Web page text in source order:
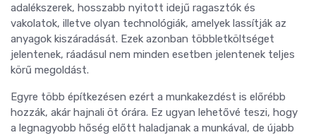
adalékszerek, hosszabb nyitott idejű ragasztók és
vakolatok, illetve olyan technológiák, amelyek lassítják az
anyagok kiszáradását. Ezek azonban többletköltséget
jelentenek, ráadásul nem minden esetben jelentenek teljes
körű megoldást.
Egyre több építkezésen ezért a munkakezdést is előrébb
hozzák, akár hajnali öt órára. Ez ugyan lehetővé teszi, hogy
a legnagyobb hőség előtt haladjanak a munkával, de újabb